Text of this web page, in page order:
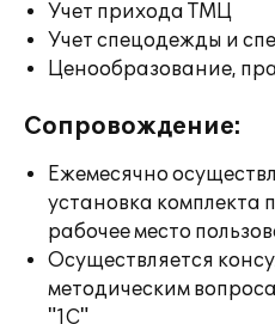
Учет прихода ТМЦ
Учет спецодежды и
Ценообразование,
Сопровождение:
Ежемесячно
установка комплекта
рабочее место
Осуществляется
методическим
"1С"